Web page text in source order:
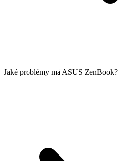
Jaké problémy má ASUS ZenBook?